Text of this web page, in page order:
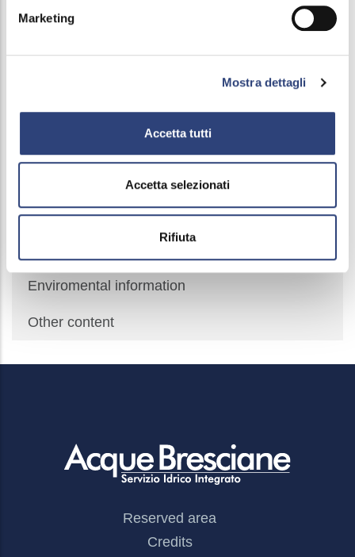
Marketing
Mostra dettagli
Accetta tutti
Accetta selezionati
Rifiuta
Administration audits
Prompt payment indicator
IBAN and Online payments
Payment Data
Enviromental information
Other content
Reserved area
Credits